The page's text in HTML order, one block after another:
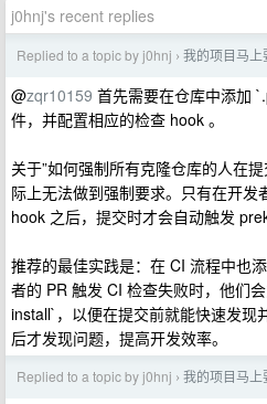
j0hnj's recent replies
Replied to a topic by j0hnj › 我的项目马上
@zqr10159 首先需要在仓库中添加
件，并配置相应的检查 hook 。
关于”如何强制所有克隆仓库的人在
际上无法做到强制要求。只有在开
hook 之后，提交时才会自动触发 prek
推荐的最佳实践是：在 CI 流程中也
者的 PR 触发 CI 检查失败时，他们
install`，以便在提交前就能快速发现
后才发现问题，提高开发效率。
Replied to a topic by j0hnj › 我的项目马上